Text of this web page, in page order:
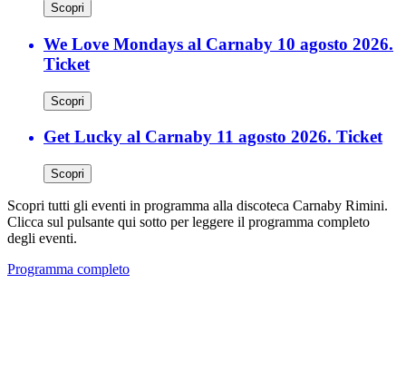
Scopri
We Love Mondays al Carnaby 10 agosto 2026.
Ticket
Scopri
Get Lucky al Carnaby 11 agosto 2026. Ticket
Scopri
Scopri tutti gli eventi in programma alla discoteca Carnaby Rimini.
Clicca sul pulsante qui sotto per leggere il programma completo
degli eventi.
Programma completo